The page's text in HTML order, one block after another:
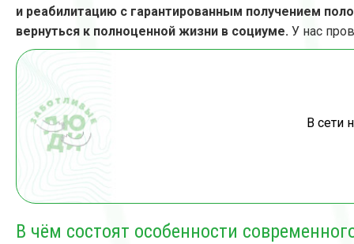
и реабилитацию с гарантированным получением
вернуться к полноценной жизни в социуме. У нас
В сети
В чём состоят особенности